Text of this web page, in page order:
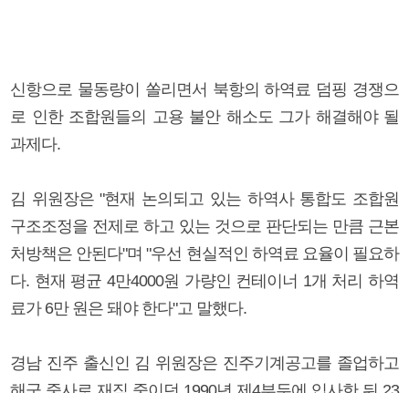
신항으로 물동량이 쏠리면서 북항의 하역료 덤핑 경쟁으
로 인한 조합원들의 고용 불안 해소도 그가 해결해야 될
과제다.
김 위원장은 "현재 논의되고 있는 하역사 통합도 조합원
구조조정을 전제로 하고 있는 것으로 판단되는 만큼 근본
처방책은 안된다"며 "우선 현실적인 하역료 요율이 필요하
다. 현재 평균 4만4000원 가량인 컨테이너 1개 처리 하역
료가 6만 원은 돼야 한다"고 말했다.
경남 진주 출신인 김 위원장은 진주기계공고를 졸업하고